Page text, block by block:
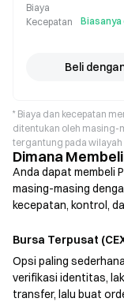
Biaya
Kecepatan
Biasanya
Beli
* Biaya dan kecepatan
ditentukan oleh masing-
tergantung pada wilayah
Dimana Membeli
Anda dapat membeli
masing-masing
kecepatan, kontrol,
Bursa Terpusat
Opsi paling
verifikasi identitas,
transfer, lalu buat